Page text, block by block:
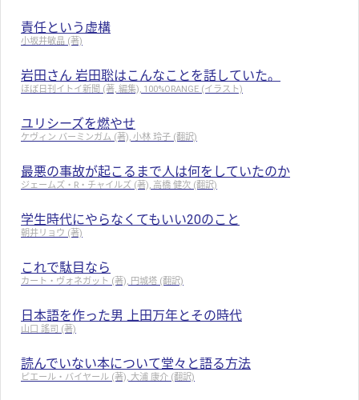
責任という虚構
小坂井敏晶 (著)
岩田さん 岩田聡はこんなことを話していた。
ほぼ日刊イトイ新聞 (著, 編集), 100%ORANGE (イラスト)
ユリシーズを燃やせ
ケヴィン バーミンガム (著), 小林 玲子 (翻訳)
最悪の事故が起こるまで人は何をしていたのか
ジェームズ・R・チャイルズ (著), 高橋 健次 (翻訳)
学生時代にやらなくてもいい20のこと
朝井リョウ (著)
これで駄目なら
カート・ヴォネガット (著), 円城塔 (翻訳)
日本語を作った男 上田万年とその時代
山口 謠司 (著)
読んでいない本について堂々と語る方法
ピエール・バイヤール (著), 大浦 康介 (翻訳)